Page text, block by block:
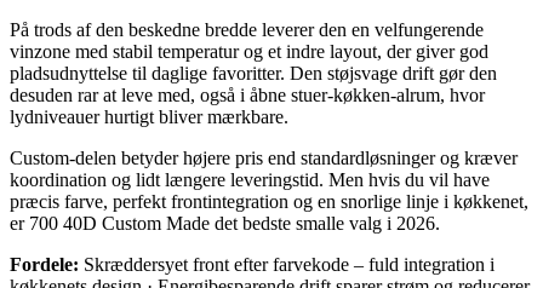
På trods af den beskedne bredde leverer den en velfungerende
vinzone med stabil temperatur og et indre layout, der giver god
pladsudnyttelse til daglige favoritter. Den støjsvage drift gør den
desuden rar at leve med, også i åbne stuer-køkken-alrum, hvor
lydniveauer hurtigt bliver mærkbare.
Custom-delen betyder højere pris end standardløsninger og kræver
koordination og lidt længere leveringstid. Men hvis du vil have
præcis farve, perfekt frontintegration og en snorlige linje i køkkenet,
er 700 40D Custom Made det bedste smalle valg i 2026.
Fordele: Skræddersyet front efter farvekode – fuld integration i